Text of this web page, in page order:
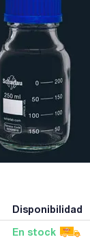
Disponibilidad
En stock